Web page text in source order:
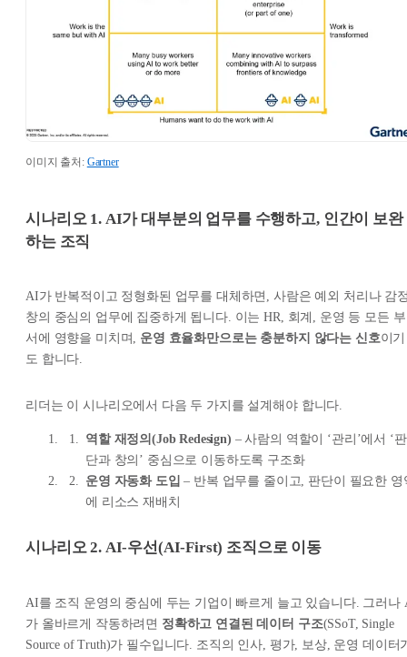
이미지 출처: Gartner
시나리오 1. AI가 대부분의 업무를 수행하고, 인간이 보완
하는 조직
AI가 반복적이고 정형화된 업무를 대체하면, 사람은 예외 처리나 감
창의 중심의 업무에 집중하게 됩니다. 이는 HR, 회계, 운영 등 모든 부
서에 영향을 미치며, 운영 효율화만으로는 충분하지 않다는 신호이기
도 합니다.
리더는 이 시나리오에서 다음 두 가지를 설계해야 합니다.
역할 재정의(Job Redesign) – 사람의 역할이 ‘관리’에서 ‘판
단과 창의’ 중심으로 이동하도록 구조화
운영 자동화 도입 – 반복 업무를 줄이고, 판단이 필요한 영
에 리소스 재배치
시나리오 2. AI-우선(AI-First) 조직으로 이동
AI를 조직 운영의 중심에 두는 기업이 빠르게 늘고 있습니다. 그러나
가 올바르게 작동하려면 정확하고 연결된 데이터 구조(SSoT, Single
Source of Truth)가 필수입니다. 조직의 인사, 평가, 보상, 운영 데이터